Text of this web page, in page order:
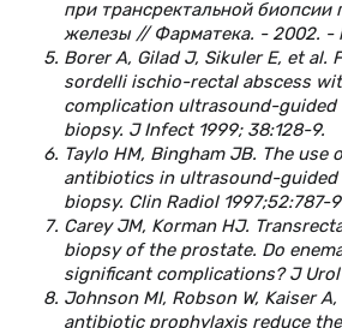
при трансректальной биопсии
железы // Фарматека. - 2002.
Borer A, Gilad J, Sikuler E, et al.
sordelli ischio-rectal abscess
complication ultrasound-
biopsy. J Infect 1999; 38:128-9.
Taylo HM, Bingham JB. The use
antibiotics in ultrasound-
biopsy. Clin Radiol 1997;52:787-
Carey JM, Korman HJ.
biopsy of the prostate. Do
significant complications? J Urol
Johnson MI, Robson W, Kaiser
antibiotic prophylaxis reduce